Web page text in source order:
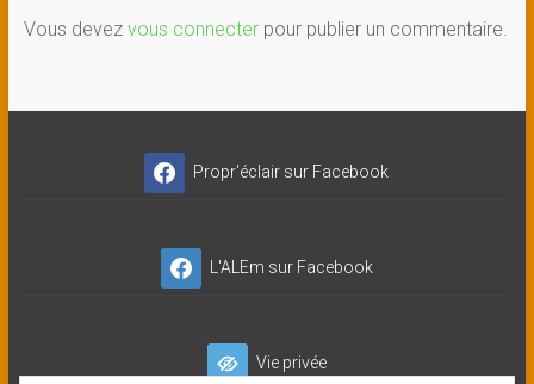
Vous devez vous connecterpour publier un commentaire.
Propr'éclair sur Facebook
L'ALEm sur Facebook
Vie privée